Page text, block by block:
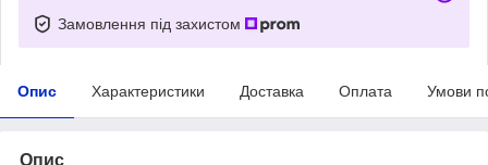
Замовлення під захистом
Опис Характеристики Доставка Оплата Умови
Опис